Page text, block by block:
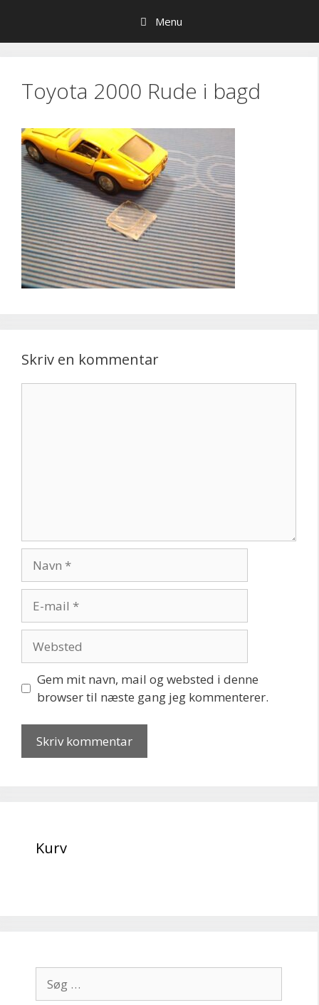
indhold
Menu
Toyota 2000 Rude i bagd
Skriv en kommentar
mail
Gem mit navn, mail og websted i denne
browser til næste gang jeg kommenterer.
Kurv
efter: